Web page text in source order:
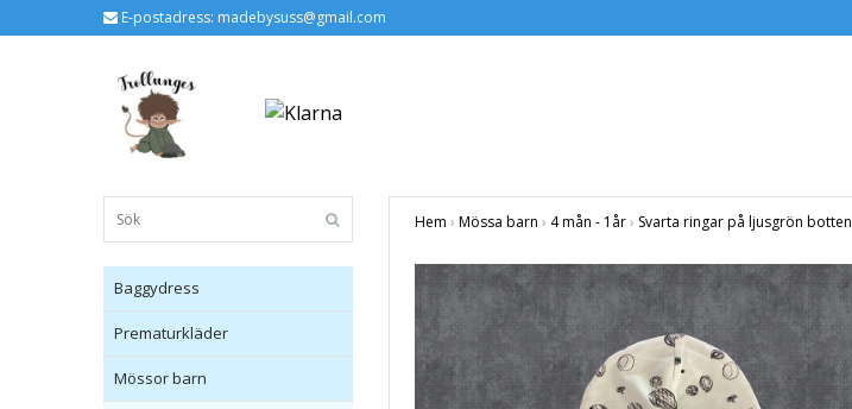
E-postadress: madebysuss@gmail.com
Baggydress
Prematurkläder
Mössor barn
Hem › Mössa barn › 4 mån - 1år› Svarta ringar på ljusgrön botten